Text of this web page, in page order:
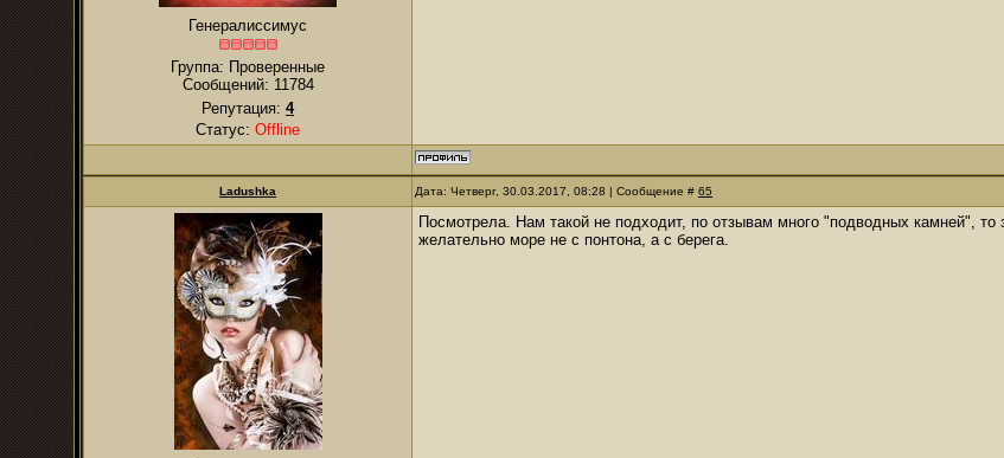
Генералиссимус
Группа: Проверенные
Сообщений: 11784
Репутация: 4
Статус: Offline
Ladushka Дата: Четверг, 30.03.2017, 08:28 | Сообщение # 65
Посмотрела. Нам такой не подходит, по отзывам много "подводных камней",
желательно море не с понтона, а с берега.